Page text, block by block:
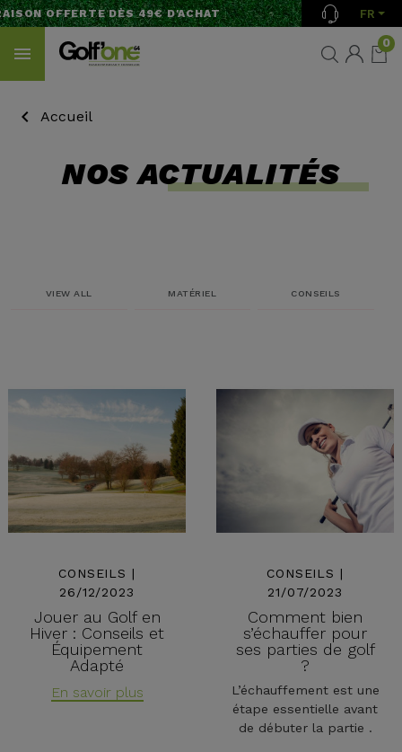
OFFERTE DÈS 49€ D'ACHAT FR
0
Accueil
NOS ACTUALITÉS
VIEW ALL MATÉRIEL CONSEILS
CONSEILS |
26/12/2023
Jouer au Golf en
Hiver : Conseils et
Équipement
Adapté
En savoir plus
CONSEILS |
21/07/2023
Comment bien
s’échauffer pour
ses parties de golf
?
L’échauffement est une
étape essentielle avant
de débuter la partie .